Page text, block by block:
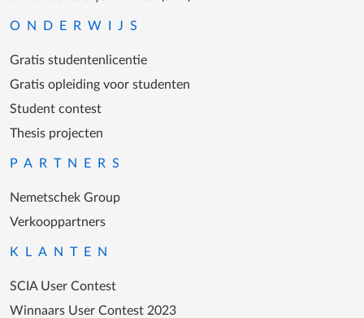
ONDERWIJS
Gratis studentenlicentie
Gratis opleiding voor studenten
Student contest
Thesis projecten
PARTNERS
Nemetschek Group
Verkooppartners
KLANTEN
SCIA User Contest
Winnaars User Contest 2023